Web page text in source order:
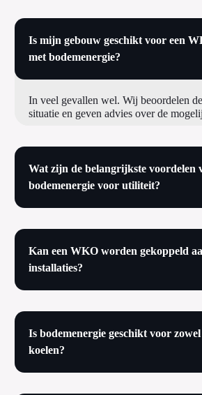
Is mijn gebouw geschikt voor een
met bodemenergie?
In veel gevallen wel. Wij beoordelen
situatie en geven advies over de
Wat zijn de belangrijkste voordelen
bodemenergie voor utiliteit?
Kan een WKO worden gekoppeld
installaties?
Is bodemenergie geschikt voor
koelen?